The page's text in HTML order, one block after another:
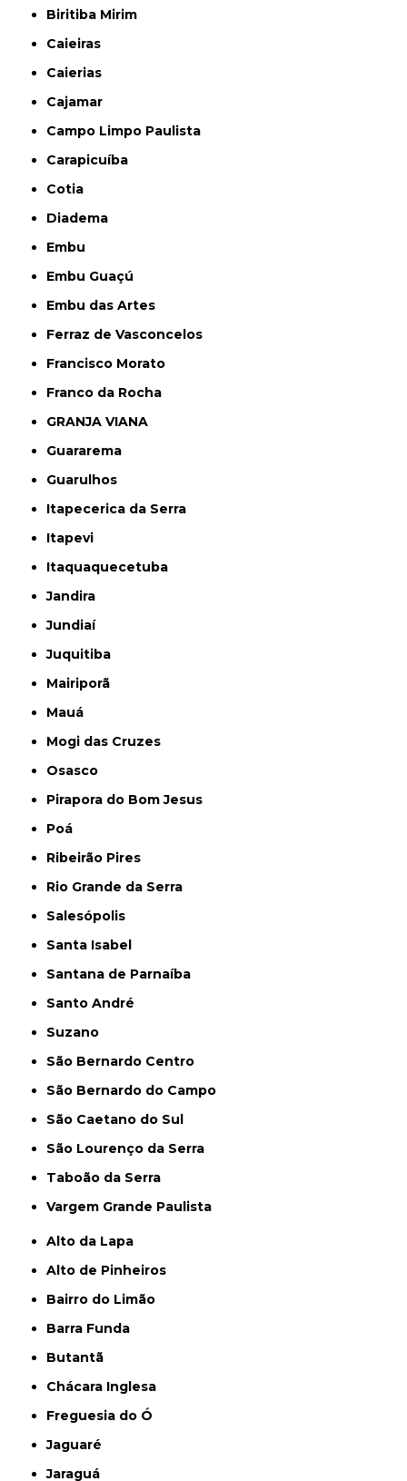
Biritiba Mirim
Caieiras
Caierias
Cajamar
Campo Limpo Paulista
Carapicuíba
Cotia
Diadema
Embu
Embu Guaçú
Embu das Artes
Ferraz de Vasconcelos
Francisco Morato
Franco da Rocha
GRANJA VIANA
Guararema
Guarulhos
Itapecerica da Serra
Itapevi
Itaquaquecetuba
Jandira
Jundiaí
Juquitiba
Mairiporã
Mauá
Mogi das Cruzes
Osasco
Pirapora do Bom Jesus
Poá
Ribeirão Pires
Rio Grande da Serra
Salesópolis
Santa Isabel
Santana de Parnaíba
Santo André
Suzano
São Bernardo Centro
São Bernardo do Campo
São Caetano do Sul
São Lourenço da Serra
Taboão da Serra
Vargem Grande Paulista
Alto da Lapa
Alto de Pinheiros
Bairro do Limão
Barra Funda
Butantã
Chácara Inglesa
Freguesia do Ó
Jaguaré
Jaraguá